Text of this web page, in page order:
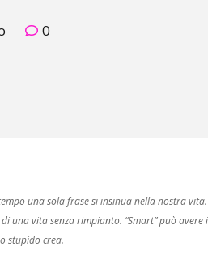
0
una sola frase si insinua nella nostra
una vita senza rimpianto. “Smart” può
stupido crea.